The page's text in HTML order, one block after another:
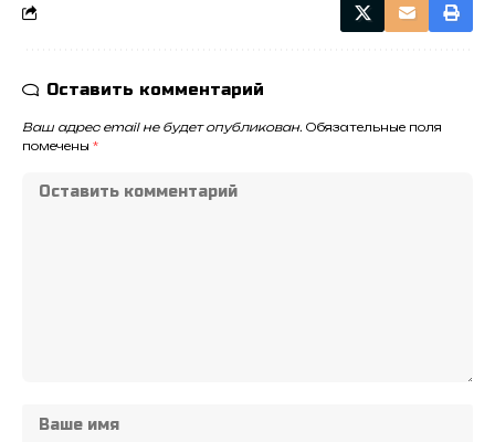
Оставить комментарий
Ваш адрес email не будет опубликован. Обязательные поля
помечены *